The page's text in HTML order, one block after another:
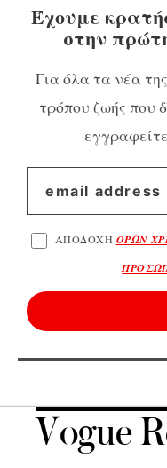
Έχουμε
στην
Για όλα τα νέα
τρόπου ζωής που
ΑΠΟΔΟΧΗ ΟΡΩΝ
Vogue